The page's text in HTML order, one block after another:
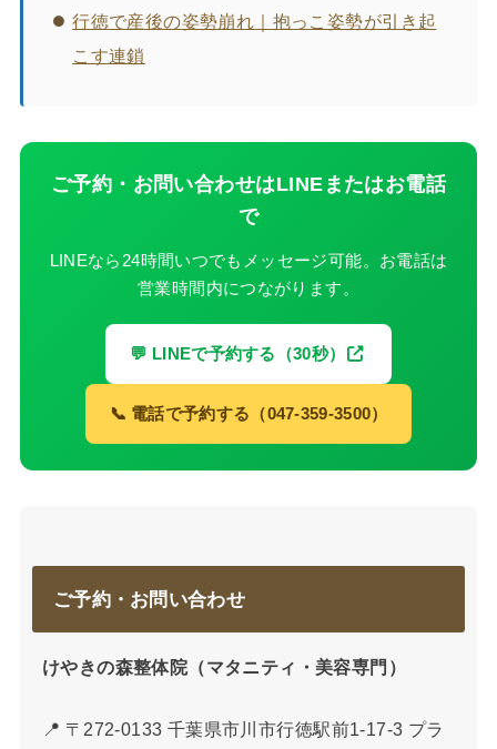
行徳で産後の姿勢崩れ｜抱っこ姿勢が引き起
こす連鎖
ご予約・お問い合わせはLINEまたはお電話
で
LINEなら24時間いつでもメッセージ可能。お電話は
営業時間内につながります。
💬 LINEで予約する（30秒）
📞 電話で予約する（047-359-3500）
ご予約・お問い合わせ
けやきの森整体院（マタニティ・美容専門）
📍 〒272-0133 千葉県市川市行徳駅前1-17-3 プラ